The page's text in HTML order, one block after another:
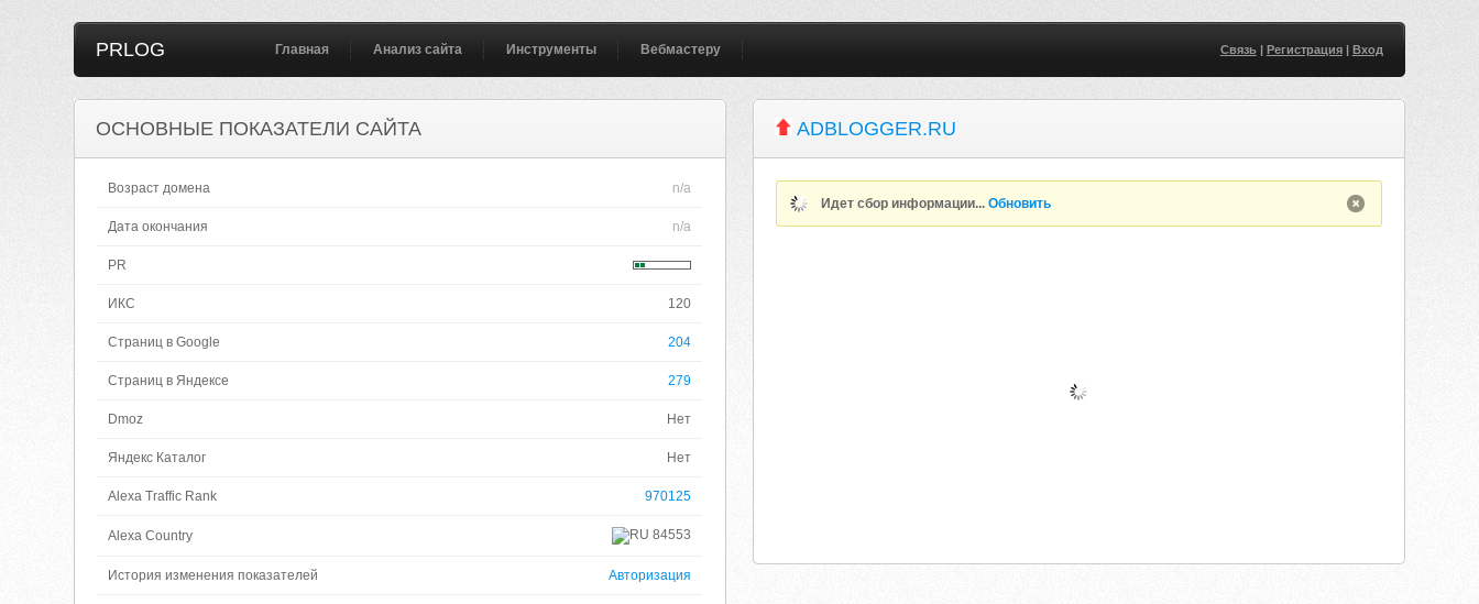
PRLOG Главная Анализ сайта Инструменты Вебмастеру Связь| Регистрация| Вход
ОСНОВНЫЕ ПОКАЗАТЕЛИ САЙТА
Возраст домена n/a
Дата окончания n/a
PR
ИКС 120
Страниц в Google 204
Страниц в Яндексе 279
Dmoz Нет
Яндекс Каталог Нет
Alexa Traffic Rank 970125
Alexa Country 84553
История изменения показателей Авторизация
ADBLOGGER.RU
Идет сбор информации...Обновить